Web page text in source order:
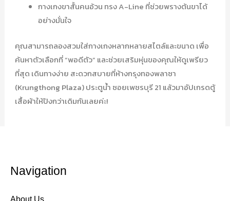
กางเกงขาสั้นคนอ้วน ทรง A-Line ที่ช่วยพรางต้นขาได้
อย่างมั่นใจ
คุณสามารถลองสวมใส่กางเกงหลากหลายสไตล์และขนาด เพื่อ
ค้นหาตัวเลือกที่ “พอดีตัว” และช่วยเสริมหุ่นของคุณให้ดูเพรียว
ที่สุด เดินทางง่าย สะดวกสบายที่ห้างกรุงทองพลาซา
(Krungthong Plaza) ประตูน้ำ ซอยเพชรบุรี 21 แล้วมาอัปเกรดตู้
เสื้อผ้าให้ปังกว่าเดิมกันเลยค่ะ!
Navigation
About Us